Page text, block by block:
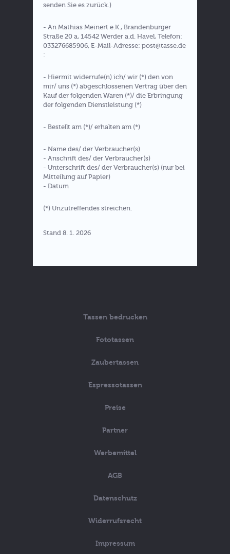
senden Sie es zurück.)
- An Mathias Meinert e.K., Brandenburger
Straße 20 a, 14542 Werder a.d. Havel, Telefon:
033276685906, E-Mail-Adresse: post@tasse.de
:
- Hiermit widerrufe(n) ich/ wir (*) den von
mir/ uns (*) abgeschlossenen Vertrag über den
Kauf der folgenden Waren (*)/ die Erbringung
der folgenden Dienstleistung (*)
- Bestellt am (*)/ erhalten am (*)
- Name des/ der Verbraucher(s)
- Anschrift des/ der Verbraucher(s)
- Unterschrift des/ der Verbraucher(s) (nur bei
Mitteilung auf Papier)
- Datum
(*) Unzutreffendes streichen.
Stand 8. 1. 2026
Tassen bedrucken
Fototassen
Zaubertassen
Espressotassen
Preise
Partner
Werbemittel
AGB
Datenschutz
Widerrufsrecht
Impressum